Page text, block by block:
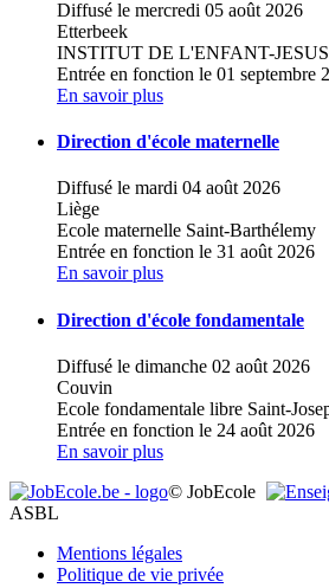
Diffusé le mercredi 05 août 2026
Etterbeek
INSTITUT DE L'ENFANT-JESUS
Entrée en fonction le 01 septembre
En savoir plus
Direction d'école maternelle
Diffusé le mardi 04 août 2026
Liège
Ecole maternelle Saint-Barthélemy
Entrée en fonction le 31 août 2026
En savoir plus
Direction d'école fondamentale
Diffusé le dimanche 02 août 2026
Couvin
Ecole fondamentale libre Saint-
Entrée en fonction le 24 août 2026
En savoir plus
© JobEcole
ASBL
Mentions légales
Politique de vie privée